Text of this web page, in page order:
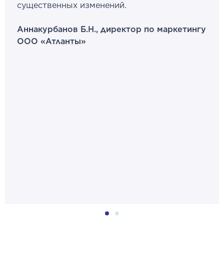
существенных изменений.
Аннакурбанов Б.Н., директор по маркетингу
ООО «Атланты»